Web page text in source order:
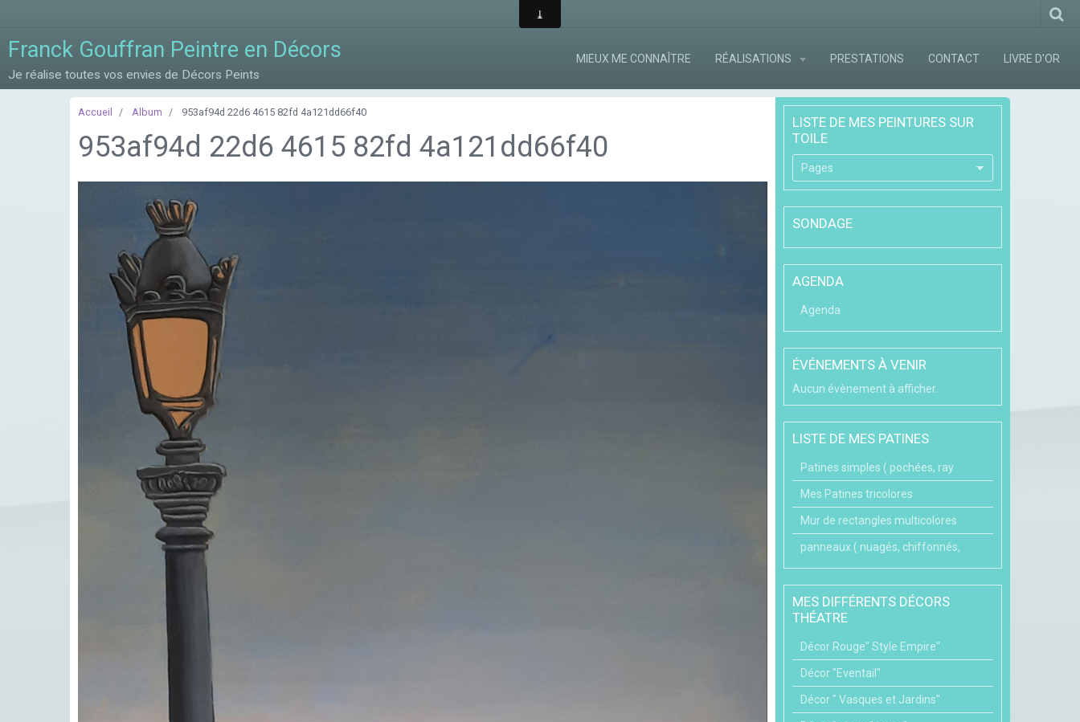
Franck Gouffran Peintre en Décors
Je réalise toutes vos envies de Décors Peints
MIEUX ME CONNAÎTRE RÉALISATIONS PRESTATIONS CONTACT LIVRE D'OR
Accueil Album 953af94d 22d6 4615 82fd 4a121dd66f40
953af94d 22d6 4615 82fd 4a121dd66f40
LISTE DE MES PEINTURES SUR
TOILE
SONDAGE
AGENDA
Agenda
ÉVÉNEMENTS À VENIR
Aucun évènement à afficher.
LISTE DE MES PATINES
Patines simples ( pochées, ray
Mes Patines tricolores
Mur de rectangles multicolores
panneaux ( nuagés, chiffonnés,
MES DIFFÉRENTS DÉCORS
THÉATRE
Décor Rouge" Style Empire"
Décor "Eventail"
Décor " Vasques et Jardins"